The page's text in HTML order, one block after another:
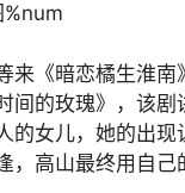
来《暗恋橘生淮
间的玫瑰》，该
的女儿，她的出
，高山最终用自己